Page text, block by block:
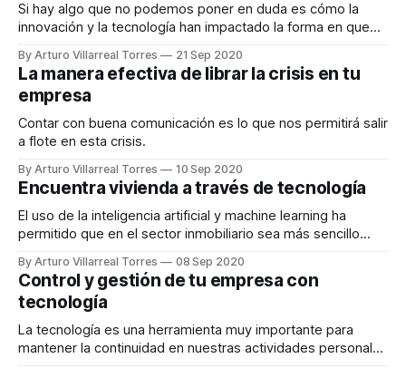
Si hay algo que no podemos poner en duda es cómo la
innovación y la tecnología han impactado la forma en que
By Arturo Villarreal Torres 21 Sep 2020
La manera efectiva de librar la crisis en tu
empresa
Contar con buena comunicación es lo que nos permitirá salir
a flote en esta crisis.
By Arturo Villarreal Torres 10 Sep 2020
Encuentra vivienda a través de tecnología
El uso de la inteligencia artificial y machine learning ha
permitido que en el sector inmobiliario sea más sencillo
By Arturo Villarreal Torres 08 Sep 2020
Control y gestión de tu empresa con
tecnología
La tecnología es una herramienta muy importante para
mantener la continuidad en nuestras actividades personales